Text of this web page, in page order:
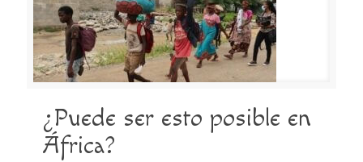
¿Puede ser esto posible en
África?